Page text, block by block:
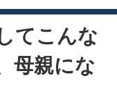
てこんな
母親にな